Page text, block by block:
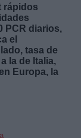
rápidos
PCR diarios,
el
tasa de
la de Italia,
Europa, la